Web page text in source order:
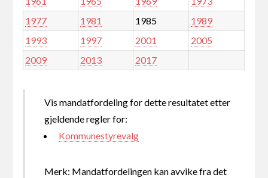
1977
1981 1985
1989
1993
1997 2001
2005
2009
2013 2017
Vis mandatfordeling for dette resultatet etter
gjeldende regler for:
Kommunestyrevalg
Merk: Mandatfordelingen kan avvike fra det